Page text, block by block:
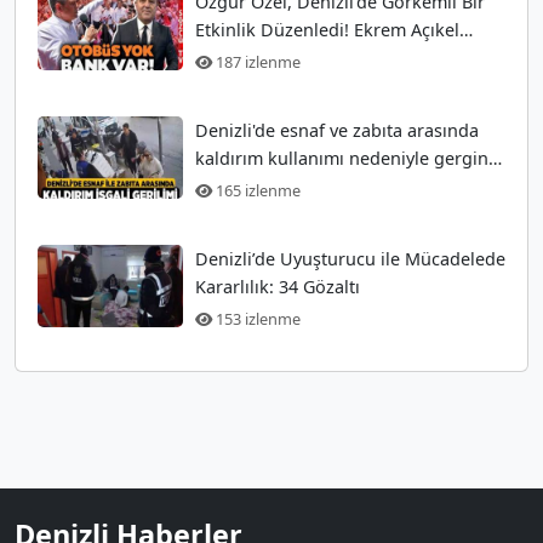
Etkinlik Düzenledi! Ekrem Açıkel
Tarihi Olayı
187 izlenme
Denizli'de esnaf ve zabıta arasında
kaldırım kullanımı nedeniyle gergin
anlar
165 izlenme
Denizli’de Uyuşturucu ile Mücadelede
Kararlılık: 34 Gözaltı
153 izlenme
Denizli Haberler